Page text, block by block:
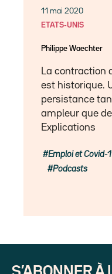
11 mai 2020
ETATS-UNIS
Philippe Waechter
La contraction
est historique.
persistance
ampleur que
Explications
Emploi et Covid-
Podcasts